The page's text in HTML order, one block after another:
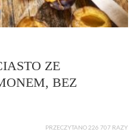
ZE
BEZ
PRZECZYTANO 226 707 RAZY